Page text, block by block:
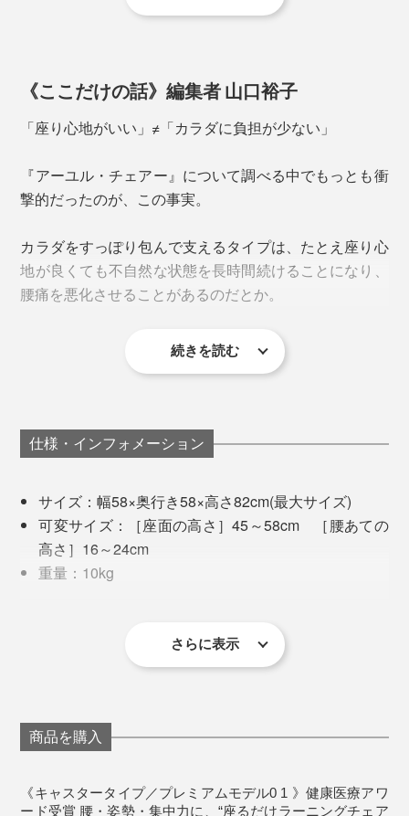
カラーは「ブラック」１色。汚れ防止やカラーチェンジ
オフィスや書斎などのワークスペースにふさわしいスタ
イリッシュなデザイン性がありつつ、一般的なオフィス
腰あて下の二次元コードを読み取ると、正しい座り方の説明を見ることができる
世の中に「正しい姿勢に導く」と謳うイスはたくさんあ
りますが、多くが腰回りをしっかりホールドするタイ
プ。
カラダに合っていればいいのですが、たとえ合っていな
くても座り心地の良さで長時間座り続けられてしまうた
め、負荷がかがっていることに気づきにくいのだとか。
肉のつき方が欧米人とは異なるため、イスを使いこなせ
ず、姿勢を崩す原因に。
に対し、日本人はそもそも農耕民族で背面の筋肉があま
り発達しておらず、骨盤も後傾ぎみ。
例えばノコギリは、日本では引いて切るのに対し、欧米
い姿勢」のガイド。腰骨がちょうど当たる位置に座るこ
とで、骨盤の後傾と反り腰を防ぎ、正しい「坐骨座り」
難しい設計です。
「坐骨座り」をすると、お腹が引き上げられて、腰・
肩・背中・首からは力が抜ける感覚。
実験でも、一般のイスに比べ『アーユル・チェアー』の
方が、集中力が35％アップすることが実証されていま
す。
《ここだけの話》編集者 山口裕子
「座り心地がいい」≠「カラダに負担が少ない」
『アーユル・チェアー』について調べる中でもっとも衝
撃的だったのが、この事実。
カラダをすっぽり包んで支えるタイプは、たとえ座り心
地が良くても不自然な状態を長時間続けることになり、
腰痛を悪化させることがあるのだとか。
一方『アーユル・チェアー』の場合、座り心地がいいと
普段キーボードを打つときに肩をすくめてしまうクセが
肩を落とすことができます。
続きを読む
仕様・インフォメーション
サイズ：幅58×奥行き58×高さ82cm(最大サイズ)
可変サイズ：［座面の高さ］45～58cm ［腰あての
高さ］16～24cm
重量：10kg
［座面・腰あて部］表皮一体成形発泡ウレタン
プリング
付き
さらに表示
商品を購入
《キャスタータイプ／プレミアムモデル0 1 》健康医療アワ
ード受賞 腰・姿勢・集中力に、“座るだけラーニングチェア